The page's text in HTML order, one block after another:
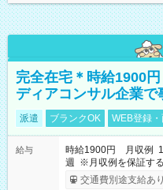
完全在宅＊時給1900
ディアコンサル企業で
派遣 ブランクOK WEB登録
給与
時給1900円 月収例
週 ※月収例を保証す
ービス利用可（利用条
交通費別途支給あり